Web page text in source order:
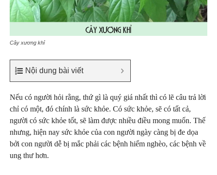
Cây xương khỉ
Nội dung bài viết
Nếu có người hỏi rằng, thứ gì là quý giá nhất thì có lẽ câu trả lời
chỉ có một, đó chính là sức khỏe. Có sức khỏe, sẽ có tất cả,
người có sức khỏe tốt, sẽ làm được nhiều điều mong muốn. Thế
nhưng, hiện nay sức khỏe của con người ngày càng bị đe dọa
bởi con người dễ bị mắc phải các bệnh hiểm nghèo, các bệnh về
ung thư hơn.